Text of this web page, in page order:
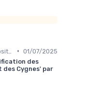
• 01/07/2025
des
des Cygnes' par